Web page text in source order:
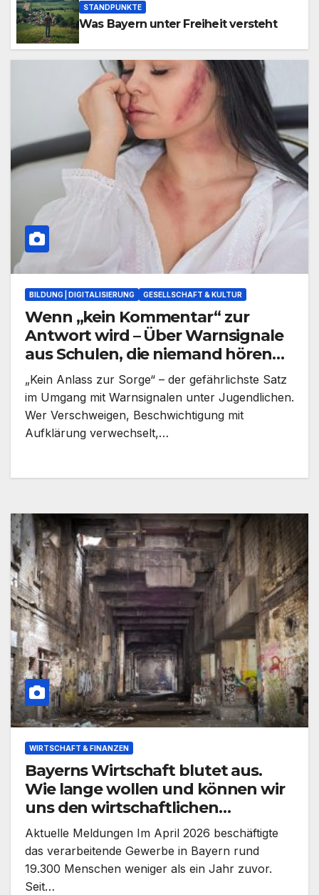
STANDPUNKTE
Was Bayern unter Freiheit versteht
BILDUNG | DIGITALISIERUNG GESELLSCHAFT & KULTUR
Wenn „kein Kommentar“ zur
Antwort wird – Über Warnsignale
aus Schulen, die niemand hören
will
„Kein Anlass zur Sorge“ – der gefährlichste Satz
im Umgang mit Warnsignalen unter Jugendlichen.
Wer Verschweigen, Beschwichtigung mit
Aufklärung verwechselt,…
WIRTSCHAFT & FINANZEN
Bayerns Wirtschaft blutet aus.
Wie lange wollen und können wir
uns den wirtschaftlichen
Niedergang noch leisten?
Aktuelle Meldungen Im April 2026 beschäftigte
das verarbeitende Gewerbe in Bayern rund
19.300 Menschen weniger als ein Jahr zuvor.
Seit…